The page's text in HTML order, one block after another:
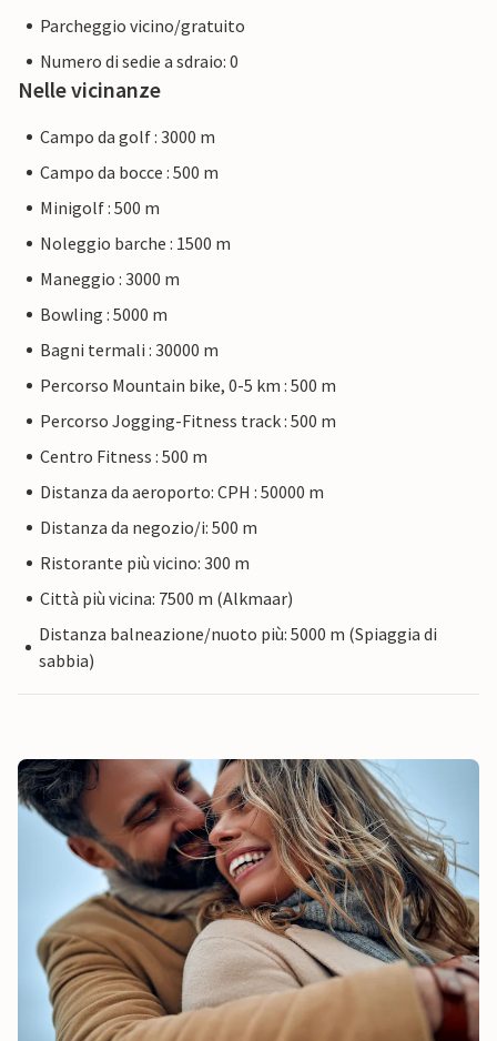
Parcheggio vicino/gratuito
Numero di sedie a sdraio: 0
Nelle vicinanze
Campo da golf : 3000 m
Campo da bocce : 500 m
Minigolf : 500 m
Noleggio barche : 1500 m
Maneggio : 3000 m
Bowling : 5000 m
Bagni termali : 30000 m
Percorso Mountain bike, 0-5 km : 500 m
Percorso Jogging-Fitness track : 500 m
Centro Fitness : 500 m
Distanza da aeroporto: CPH : 50000 m
Distanza da negozio/i: 500 m
Ristorante più vicino: 300 m
Città più vicina: 7500 m (Alkmaar)
Distanza balneazione/nuoto più: 5000 m (Spiaggia di
sabbia)